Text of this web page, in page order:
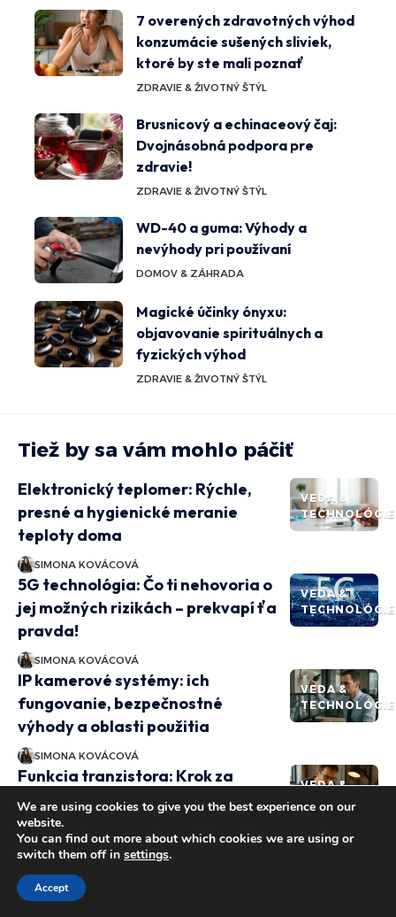
7 overených zdravotných výhod
konzumácie sušených sliviek,
ktoré by ste mali poznať
ZDRAVIE & ŽIVOTNÝ ŠTÝL
Brusnicový a echinaceový čaj:
Dvojnásobná podpora pre
zdravie!
ZDRAVIE & ŽIVOTNÝ ŠTÝL
WD-40 a guma: Výhody a
nevýhody pri používaní
DOMOV & ZÁHRADA
Magické účinky ónyxu:
objavovanie spirituálnych a
fyzických výhod
ZDRAVIE & ŽIVOTNÝ ŠTÝL
Tiež by sa vám mohlo páčiť
VEDA &
TECHNOLÓGIE
Elektronický teplomer: Rýchle,
presné a hygienické meranie
teploty doma
SIMONA KOVÁCOVÁ
VEDA &
TECHNOLÓGIE
5G technológia: Čo ti nehovoria o
jej možných rizikách – prekvapí ťa
pravda!
SIMONA KOVÁCOVÁ
VEDA &
TECHNOLÓGIE
IP kamerové systémy: ich
fungovanie, bezpečnostné
výhody a oblasti použitia
SIMONA KOVÁCOVÁ
VEDA &
Funkcia tranzistora: Krok za
krokom sprievodca od základov
po aplikácie
SIMONA KOVÁCOVÁ
Fungovanie indukčných snímačov
a ich oblasti použitia: Komplexný
We are using cookies to give you the best experience on our
website.
You can find out more about which cookies we are using or
switch them off in settings.
Accept